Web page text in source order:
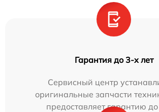
Гарантия до 3-х лет
Сервисный центр
оригинальные запчасти
предоставляет гарантию до